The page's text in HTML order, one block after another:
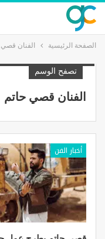
الصفحة الرئيسية الفنان
تصفح الوسم
الفنان قصي حاتم
أخبار الفن